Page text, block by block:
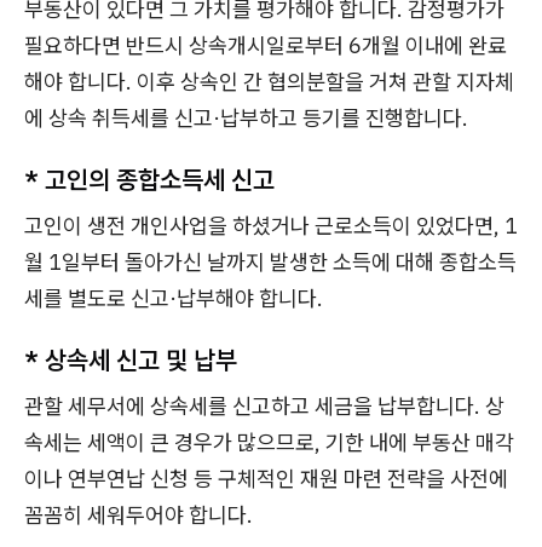
부동산이 있다면 그 가치를 평가해야 합니다. 감정평가가
필요하다면 반드시 상속개시일로부터 6개월 이내에 완료
해야 합니다. 이후 상속인 간 협의분할을 거쳐 관할 지자체
에 상속 취득세를 신고·납부하고 등기를 진행합니다.
* 고인의 종합소득세 신고
고인이 생전 개인사업을 하셨거나 근로소득이 있었다면, 1
월 1일부터 돌아가신 날까지 발생한 소득에 대해 종합소득
세를 별도로 신고·납부해야 합니다.
* 상속세 신고 및 납부
관할 세무서에 상속세를 신고하고 세금을 납부합니다. 상
속세는 세액이 큰 경우가 많으므로, 기한 내에 부동산 매각
이나 연부연납 신청 등 구체적인 재원 마련 전략을 사전에
꼼꼼히 세워두어야 합니다.